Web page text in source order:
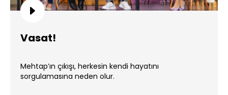
Vasat!
Mehtap’ın çıkışı, herkesin kendi hayatını
sorgulamasına neden olur.